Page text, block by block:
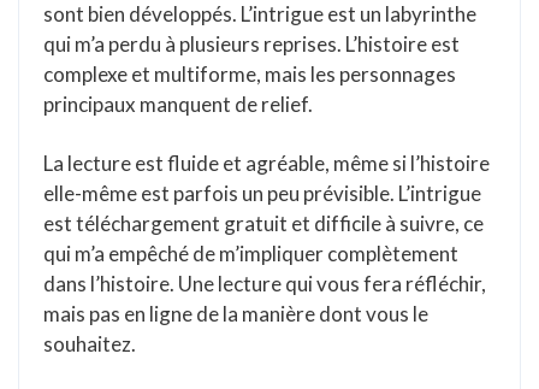
sont bien développés. L’intrigue est un labyrinthe
qui m’a perdu à plusieurs reprises. L’histoire est
complexe et multiforme, mais les personnages
principaux manquent de relief.
La lecture est fluide et agréable, même si l’histoire
elle-même est parfois un peu prévisible. L’intrigue
est téléchargement gratuit et difficile à suivre, ce
qui m’a empêché de m’impliquer complètement
dans l’histoire. Une lecture qui vous fera réfléchir,
mais pas en ligne de la manière dont vous le
souhaitez.